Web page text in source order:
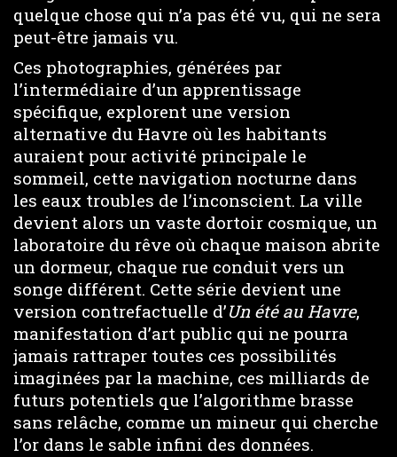
quelque chose qui n’a pas été vu, qui ne sera
peut-être jamais vu.
Ces photographies, générées par
l’intermédiaire d’un apprentissage
spécifique, explorent une version
alternative du Havre où les habitants
auraient pour activité principale le
sommeil, cette navigation nocturne dans
les eaux troubles de l’inconscient. La ville
devient alors un vaste dortoir cosmique, un
laboratoire du rêve où chaque maison abrite
un dormeur, chaque rue conduit vers un
songe différent. Cette série devient une
version contrefactuelle d’Un été au Havre,
manifestation d’art public qui ne pourra
jamais rattraper toutes ces possibilités
imaginées par la machine, ces milliards de
futurs potentiels que l’algorithme brasse
sans relâche, comme un mineur qui cherche
l’or dans le sable infini des données.